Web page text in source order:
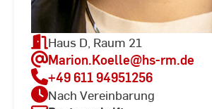
Haus D, Raum 21
Marion.Koelle@hs-rm.de
+49 611 94951256
Nach Vereinbarung